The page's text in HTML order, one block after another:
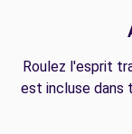
Roulez l'esprit
est incluse dans